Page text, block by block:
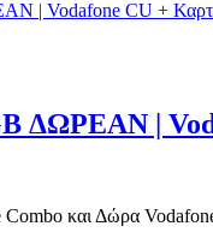
ΔΩΡΕΑΝ |
και Δώρα